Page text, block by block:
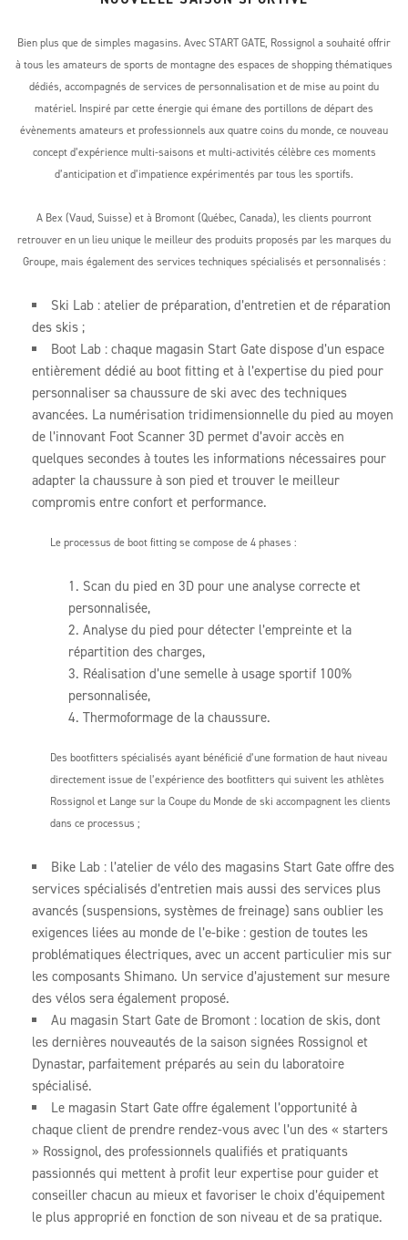
Bien plus que de simples magasins. Avec START GATE, Rossignol a souhaité offrir
à tous les amateurs de sports de montagne des espaces de shopping thématiques
dédiés, accompagnés de services de personnalisation et de mise au point du
matériel. Inspiré par cette énergie qui émane des portillons de départ des
évènements amateurs et professionnels aux quatre coins du monde, ce nouveau
concept d’expérience multi-saisons et multi-activités célèbre ces moments
d’anticipation et d’impatience expérimentés par tous les sportifs.
A Bex (Vaud, Suisse) et à Bromont (Québec, Canada), les clients pourront
retrouver en un lieu unique le meilleur des produits proposés par les marques du
Groupe, mais également des services techniques spécialisés et personnalisés :
Ski Lab : atelier de préparation, d’entretien et de réparation
des skis ;
Boot Lab : chaque magasin Start Gate dispose d’un espace
entièrement dédié au boot fitting et à l’expertise du pied pour
personnaliser sa chaussure de ski avec des techniques
avancées. La numérisation tridimensionnelle du pied au moyen
de l’innovant Foot Scanner 3D permet d’avoir accès en
quelques secondes à toutes les informations nécessaires pour
adapter la chaussure à son pied et trouver le meilleur
compromis entre confort et performance.
Le processus de boot fitting se compose de 4 phases :
Scan du pied en 3D pour une analyse correcte et
personnalisée,
Analyse du pied pour détecter l’empreinte et la
répartition des charges,
Réalisation d’une semelle à usage sportif 100%
personnalisée,
Thermoformage de la chaussure.
Des bootfitters spécialisés ayant bénéficié d’une formation de haut niveau
directement issue de l’expérience des bootfitters qui suivent les athlètes
Rossignol et Lange sur la Coupe du Monde de ski accompagnent les clients
dans ce processus ;
Bike Lab : l’atelier de vélo des magasins Start Gate offre des
services spécialisés d’entretien mais aussi des services plus
avancés (suspensions, systèmes de freinage) sans oublier les
exigences liées au monde de l’e-bike : gestion de toutes les
problématiques électriques, avec un accent particulier mis sur
les composants Shimano. Un service d’ajustement sur mesure
des vélos sera également proposé.
Au magasin Start Gate de Bromont : location de skis, dont
les dernières nouveautés de la saison signées Rossignol et
Dynastar, parfaitement préparés au sein du laboratoire
spécialisé.
Le magasin Start Gate offre également l’opportunité à
chaque client de prendre rendez-vous avec l’un des « starters
» Rossignol, des professionnels qualifiés et pratiquants
passionnés qui mettent à profit leur expertise pour guider et
conseiller chacun au mieux et favoriser le choix d’équipement
le plus approprié en fonction de son niveau et de sa pratique.